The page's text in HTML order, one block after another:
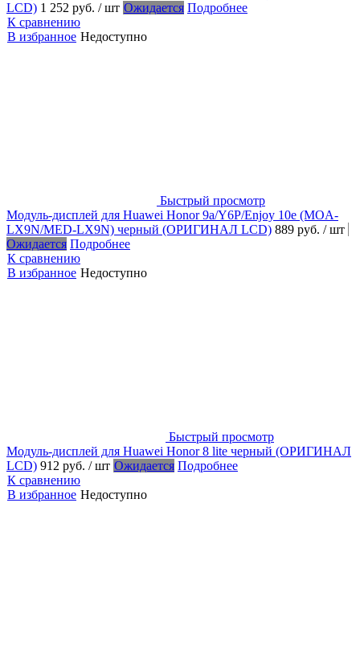
LCD) 1 252 руб. / шт Ожидается Подробнее
К сравнению
В избранное Недоступно
Быстрый просмотр
Модуль-дисплей для Huawei Honor 9a/Y6P/Enjoy 10e (MOA-
LX9N/MED-LX9N) черный (ОРИГИНАЛ LCD) 889 руб. / шт
Ожидается Подробнее
К сравнению
В избранное Недоступно
Быстрый просмотр
Модуль-дисплей для Huawei Honor 8 lite черный (ОРИГИНАЛ
LCD) 912 руб. / шт Ожидается Подробнее
К сравнению
В избранное Недоступно